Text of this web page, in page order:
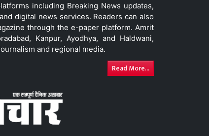
including Breaking News updates,
digital news services. Readers can also
through the e-paper platform. Amrit
Kanpur, Ayodhya, and Haldwani,
and regional media.
Read More...